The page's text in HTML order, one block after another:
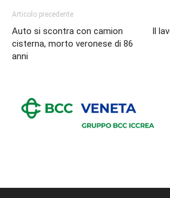
Articolo precedente
Auto si scontra con camion
cisterna, morto veronese di 86
anni
Il